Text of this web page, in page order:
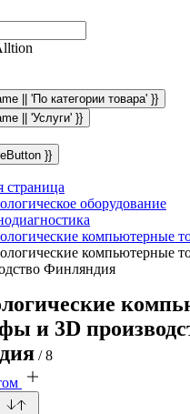
|| 'По категории товара' }}
|| 'Услуги' }}
}}
страница
оборудование
компьютерные
компьютерные
Финляндия
и 3D
/ 8